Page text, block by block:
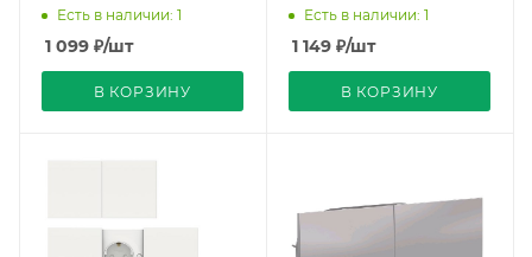
Сталь IP20 16А 250В
FORTE&PIANO IEK
Есть в наличии: 1
1 099 ₽/шт
В КОРЗИНУ
Серый IP20 16А 250В
FORTE&PIANO IEK
Есть в наличии: 1
1 149 ₽/шт
В КОРЗИНУ